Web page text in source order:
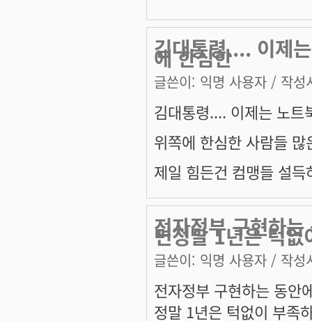
김대통령.... 이제
에 한심한
글쓴이: 익명 사용자 / 작성
김대통령.... 이제는 노트
위쪽에 한심한 사람들
제일 힘든건 컴맹들 설득
전자정부 구현하
면정말 1년은 턱없
글쓴이: 익명 사용자 / 작성
전자정부 구현하는 동안
정말 1년은 턱없이 부족